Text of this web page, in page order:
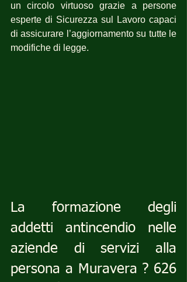
un circolo virtuoso grazie a persone
esperte di Sicurezza sul Lavoro capaci
di assicurare l’aggiornamento su tutte le
modifiche di legge.
La formazione degli
addetti antincendio nelle
aziende di servizi alla
persona a Muravera ? 626